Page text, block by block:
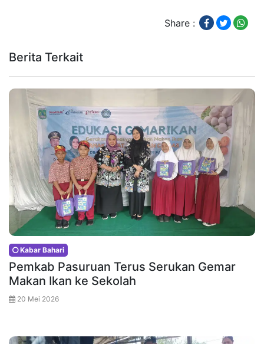
Share :
Berita Terkait
Kabar Bahari
Pemkab Pasuruan Terus Serukan Gemar
Makan Ikan ke Sekolah
20 Mei 2026